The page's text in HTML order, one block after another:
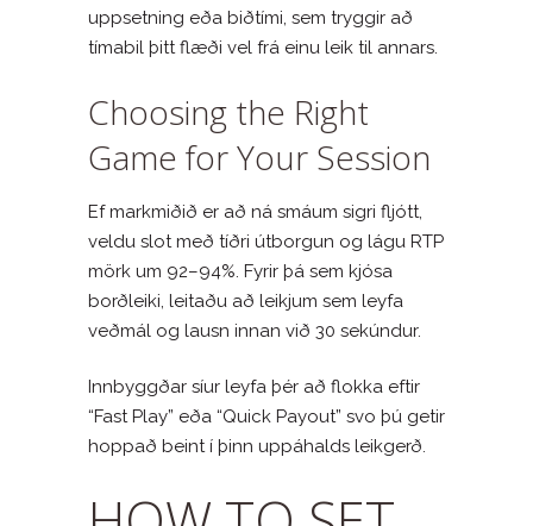
uppsetning eða biðtími, sem tryggir að
tímabil þitt flæði vel frá einu leik til annars.
Choosing the Right
Game for Your Session
Ef markmiðið er að ná smáum sigri fljótt,
veldu slot með tíðri útborgun og lágu RTP
mörk um 92–94%. Fyrir þá sem kjósa
borðleiki, leitaðu að leikjum sem leyfa
veðmál og lausn innan við 30 sekúndur.
Innbyggðar síur leyfa þér að flokka eftir
“Fast Play” eða “Quick Payout” svo þú getir
hoppað beint í þinn uppáhalds leikgerð.